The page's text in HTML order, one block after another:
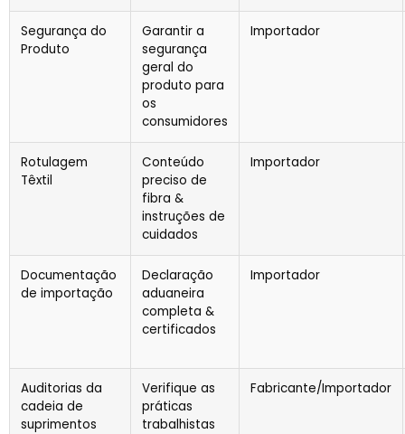
Segurança do
Produto
Garantir a
segurança
geral do
produto para
os
consumidores
Importador
Rotulagem
Têxtil
Conteúdo
preciso de
fibra &
instruções de
cuidados
Importador
Documentação
de importação
Declaração
aduaneira
completa &
certificados
Importador
Auditorias da
cadeia de
suprimentos
Verifique as
práticas
trabalhistas
Fabricante/Importador